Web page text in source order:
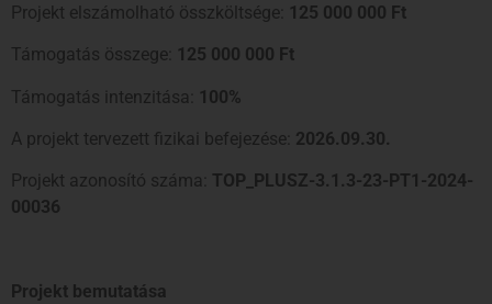
Projekt elszámolható összköltsége: 125 000 000 Ft
Támogatás összege: 125 000 000 Ft
Támogatás intenzitása: 100%
A projekt tervezett fizikai befejezése: 2026.09.30.
Projekt azonosító száma: TOP_PLUSZ-3.1.3-23-PT1-2024-
00036
Projekt bemutatása